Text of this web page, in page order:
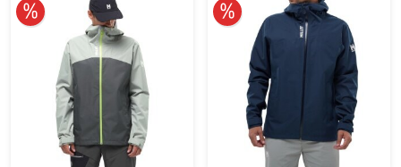
10% reduziert 10% reduziert